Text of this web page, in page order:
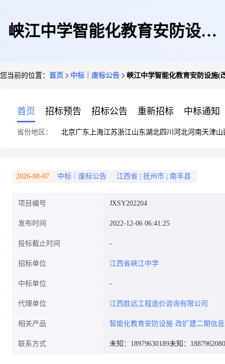
峡江中学智能化教育安防设施
您当前的位置： 首页 中标｜废标公告 峡江中学智能化教育安防设施(
首页 招标预告 招标公告 重新招标 中标通知
省份地区： 北京广东 上海江苏浙江山东湖北四川 河北河南天津山
2026-08-07 中标｜废标公告 江西省 抚州市 南丰县
项目编号 JXSY202204
发布时间 2022-12-06 06:41:25
投标截止时间
招标单位 江西省峡江中学
中标单位
代理单位 江西胜远工程造价咨询有限公司
相关产品 智能化教育安防设施 改扩建二期信
联系方式 未知：18979630189未知：